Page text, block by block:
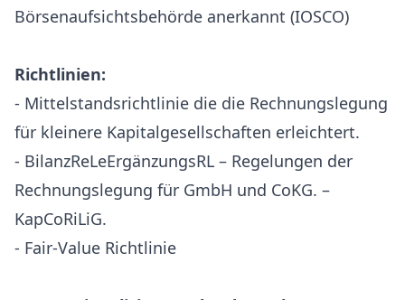
Börsenaufsichtsbehörde anerkannt (IOSCO)
Richtlinien:
- Mittelstandsrichtlinie die die Rechnungslegung
für kleinere Kapitalgesellschaften erleichtert.
- BilanzReLeErgänzungsRL – Regelungen der
Rechnungslegung für GmbH und CoKG. –
KapCoRiLiG.
- Fair-Value Richtlinie